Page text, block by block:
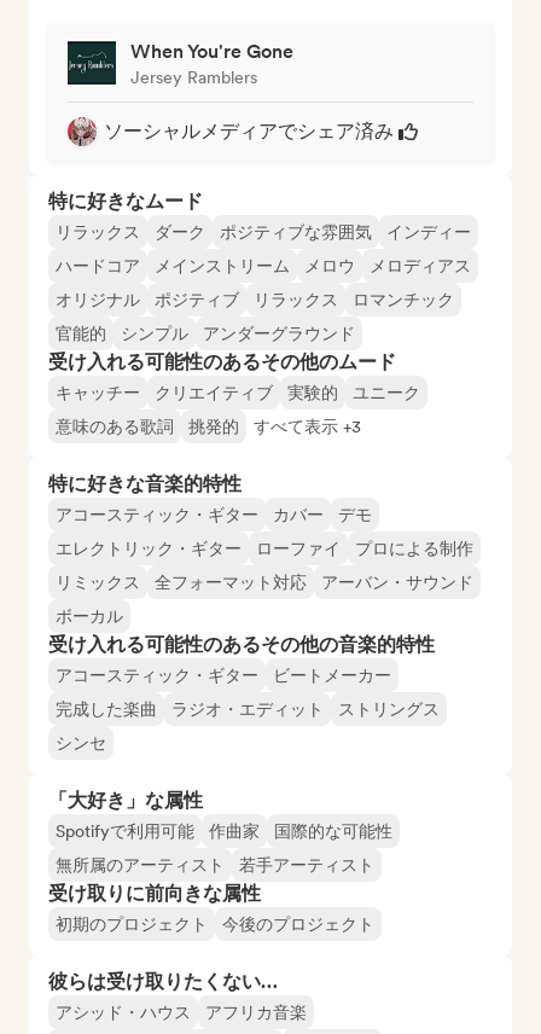
When You're Gone
Jersey Ramblers
ソーシャルメディアでシェア済み
特に好きなムード
リラックス ダーク ポジティブな雰囲気
インディー
ハードコア
メインストリーム メロウ
メロディアス
オリジナル
ポジティブ リラックス
ロマンチック
官能的
シンプル アンダーグラウンド
受け入れる可能性のあるその他のムード
キャッチー クリエイティブ 実験的
ユニーク
意味のある歌詞
挑発的 すべて表示 +3
特に好きな音楽的特性
アコースティック・ギター カバー
デモ
エレクトリック・ギター
ローファイ
プロによる制作
リミックス
全フォーマット対応
アーバン・サウンド
ボーカル
受け入れる可能性のあるその他の音楽的特性
アコースティック・ギター
ビートメーカー
完成した楽曲
ラジオ・エディット
ストリングス
シンセ
「大好き」な属性
Spotifyで利用可能 作曲家
国際的な可能性
無所属のアーティスト
若手アーティスト
受け取りに前向きな属性
初期のプロジェクト 今後のプロジェクト
彼らは受け取りたくない…
アシッド・ハウス アフリカ音楽